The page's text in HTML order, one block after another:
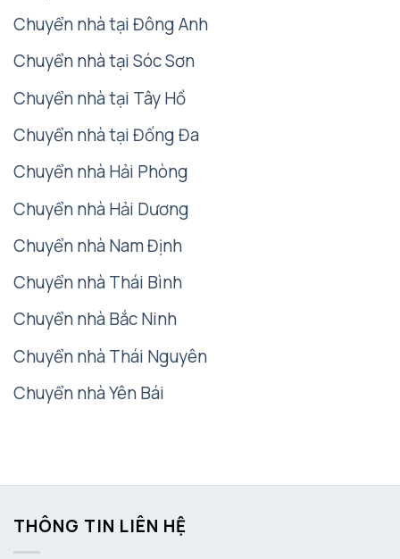
Chuyển nhà tại Đông Anh
Chuyển nhà tại Sóc Sơn
Chuyển nhà tại Tây Hồ
Chuyển nhà tại Đống Đa
Chuyển nhà Hải Phòng
Chuyển nhà Hải Dương
Chuyển nhà Nam Định
Chuyển nhà Thái Bình
Chuyển nhà Bắc Ninh
Chuyển nhà Thái Nguyên
Chuyển nhà Yên Bái
THÔNG TIN LIÊN HỆ